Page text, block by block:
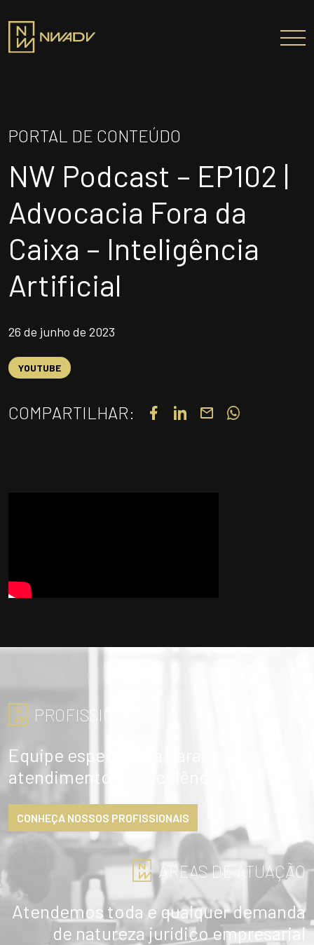
Entregas e Soluções
Pensamento Inovador
PROFISSIONAIS
ÁREAS DE ATUAÇÃO
INSTITUTO NELSON WILIANS
ATUAÇÃO INTERNACIONAL
UNIDADES
OPORTUNIDADES/CARREIRA
PORTAL DE CONTEÚDO
PRIVACIDADE
PORTAL DE CONTEÚDO
NW Podcast – EP102 |
Advocacia Fora da
Caixa – Inteligência
Artificial
26 de junho de 2023
YOUTUBE
COMPARTILHAR:
PROFISSIONAIS
Equipe especialista garante
atendimento de excelência
CONHEÇA NOSSOS PROFISSIONAIS
ÁREAS DE ATUAÇÃO
Atendemos toda e qualquer demanda
de natureza jurídico empresarial